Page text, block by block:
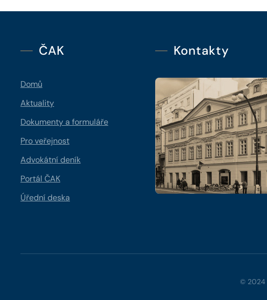
ČAK
Domů
Aktuality
Dokumenty a formuláře
Pro veřejnost
Advokátní deník
Portál ČAK
Úřední deska
Kontakty
© 2024